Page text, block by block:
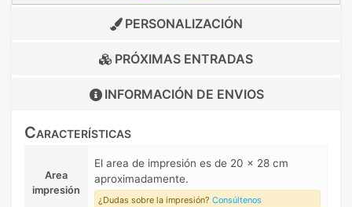
PERSONALIZACIÓN
PRÓXIMAS ENTRADAS
INFORMACIÓN DE ENVIOS
Características
Area
impresión
El area de impresión es de 20 x 28 cm
aproximadamente.
¿Dudas sobre la impresión? Consúltenos